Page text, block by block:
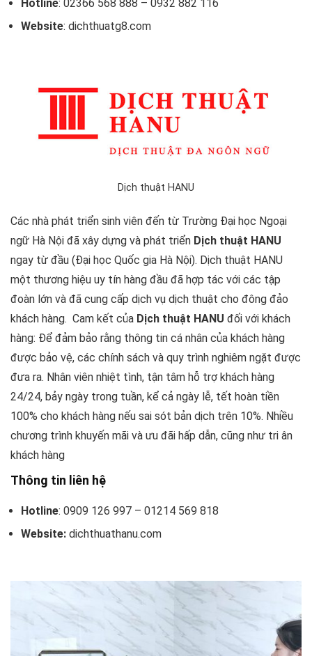
Hotline: 02366 568 888 – 0932 882 116
Website: dichthuatg8.com
Dịch thuật HANU
Các nhà phát triển sinh viên đến từ Trường Đại học Ngoại
ngữ Hà Nội đã xây dựng và phát triển Dịch thuật HANU
ngay từ đầu (Đại học Quốc gia Hà Nội). Dịch thuật HANU
một thương hiệu uy tín hàng đầu đã hợp tác với các tập
đoàn lớn và đã cung cấp dịch vụ dịch thuật cho đông đảo
khách hàng. Cam kết của Dịch thuật HANU đối với khách
hàng: Để đảm bảo rằng thông tin cá nhân của khách hàng
được bảo vệ, các chính sách và quy trình nghiêm ngặt được
đưa ra. Nhân viên nhiệt tình, tận tâm hỗ trợ khách hàng
24/24, bảy ngày trong tuần, kể cả ngày lễ, tết ​​hoàn tiền
100% cho khách hàng nếu sai sót bản dịch trên 10%. Nhiều
chương trình khuyến mãi và ưu đãi hấp dẫn, cũng như tri ân
khách hàng
Thông tin liên hệ
Hotline: 0909 126 997 – 01214 569 818
Website: dichthuathanu.com